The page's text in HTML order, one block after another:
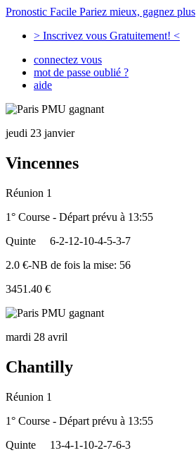
Pronostic Facile Pariez mieux, gagnez plus
> Inscrivez vous Gratuitement! <
connectez vous
mot de passe oublié ?
aide
jeudi 23 janvier
Vincennes
Réunion 1
1° Course - Départ prévu à 13:55
Quinte
6-2-12-10-4-5-3-7
2.0 €-NB de fois la mise: 56
3451.40 €
mardi 28 avril
Chantilly
Réunion 1
1° Course - Départ prévu à 13:55
Quinte
13-4-1-10-2-7-6-3